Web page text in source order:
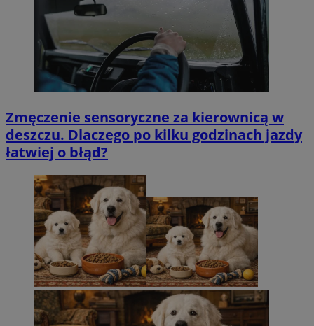
Zmęczenie sensoryczne za kierownicą w
deszczu. Dlaczego po kilku godzinach jazdy
łatwiej o błąd?